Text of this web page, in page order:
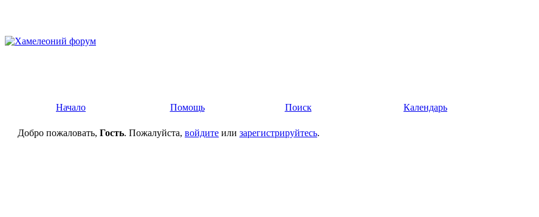
Начало Помощь Поиск Календарь
Добро пожаловать, Гость. Пожалуйста, войдите или зарегистрируйтесь.